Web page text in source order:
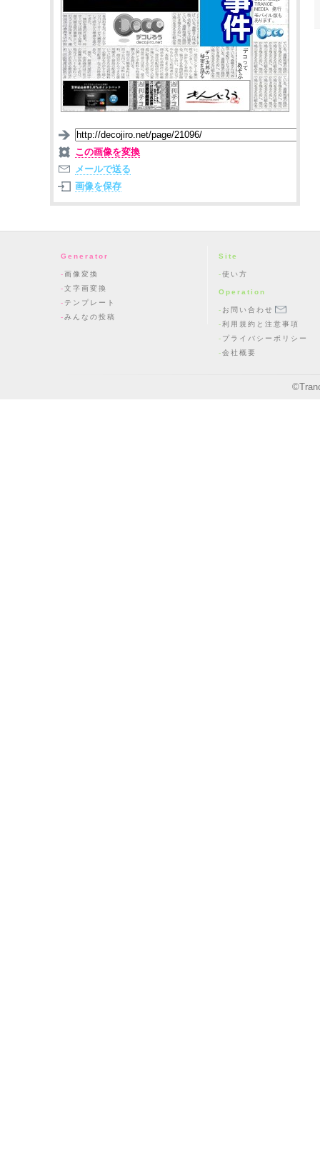
この画像を変換
メールで送る
画像を保存
Generator
画像変換
文字画変換
テンプレート
みんなの投稿
Site
使い方
Operation
お問い合わせ
利用規約と注意事項
プライバシーポリシー
会社概要
©